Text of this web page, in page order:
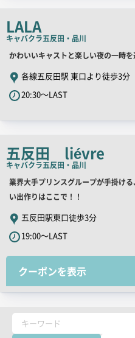
コ
ピ
ー
LALA
キャバクラ五反田・品川
店
舗
PR
キ
コ
ピ
ー
かわいいキャストと楽しい夜の一時を
各線五反田駅 東口より徒歩3分
20:30～LAST
五反田 liévre
キャバクラ五反田・品川
店
舗
PR
キ
ャ
ッ
コ
ー
業界大手プリンスグループが手掛け
い出作りはここで！！
五反田駅東口徒歩3分
19:00～LAST
クーポンを表示
キーワード